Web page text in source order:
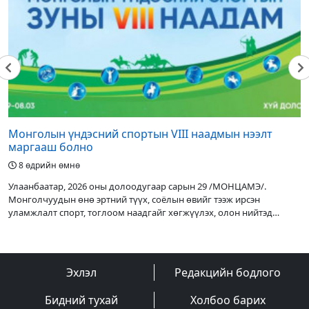
Улаанбаатарт өдөртөө 33-35 хэм дулаан
2026-07-26 11:02:41
Үс шинээр үргээлгэх буюу засуулахад
2026-07-26 10:28:07
Сэкиваке Аонишики 12 даваа, 2 унаатай
башёг тэргүүлсээр байна
2026-07-25 17:09:00
ДАШТ-ий дараа үнэлгээ нь өссөн шилдэг 5
Монголын үндэсний спортын VIII наадмын нээлт
маргааш болно
8 өдрийн өмнө
Улаанбаатар, 2026 оны долоодугаар сарын 29 /МОНЦАМЭ/.
Монголчуудын өнө эртний түүх, соёлын өвийг тээж ирсэн
уламжлалт спорт, тоглоом наадгайг хөгжүүлэх, олон нийтэд
Эхлэл
Редакцийн бодлого
Бидний тухай
Холбоо барих